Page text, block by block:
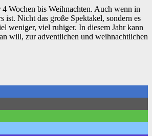
Wochen bis Weihnachten. Auch wenn in
ist. Nicht das große Spektakel, sondern es
weniger, viel ruhiger. In diesem Jahr kann
will, zur adventlichen und weihnachtlichen